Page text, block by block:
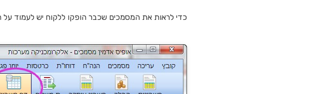
כדי לראות את המסמכים שכבר הופקו ללקוח יש לעמוד על